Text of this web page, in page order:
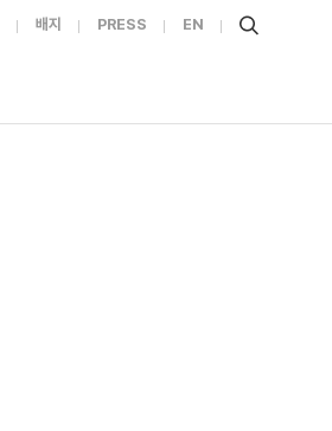
배지 PRESS EN